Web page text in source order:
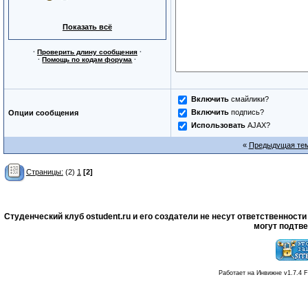
Показать всё
· Проверить длину сообщения·
·Помощь по кодам форума ·
Опции сообщения
Включитьсмайлики?
Включитьподпись?
ИспользоватьAJAX?
« Предыдущая
Страницы: (2) 1 [2]
Студенческий клуб ostudent.ru и его создатели не несут
могут
Работает на Инвижне v1.7.4